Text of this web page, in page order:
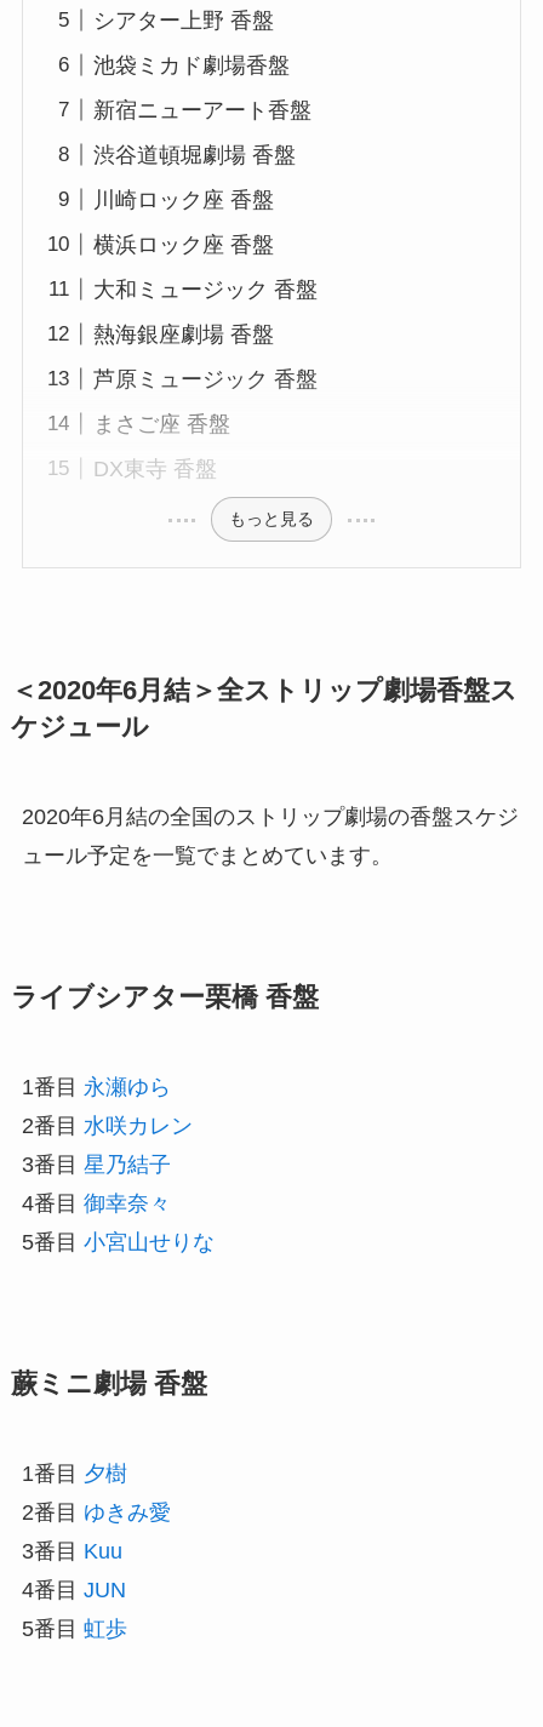
シアター上野 香盤
池袋ミカド劇場香盤
新宿ニューアート香盤
渋谷道頓堀劇場 香盤
川崎ロック座 香盤
横浜ロック座 香盤
大和ミュージック 香盤
熱海銀座劇場 香盤
芦原ミュージック 香盤
まさご座 香盤
DX東寺 香盤
もっと見る
＜2020年6月結＞全ストリップ劇場香盤ス
ケジュール
2020年6月結の全国のストリップ劇場の香盤スケジ
ュール予定を一覧でまとめています。
ライブシアター栗橋 香盤
1番目 永瀬ゆら
2番目 水咲カレン
3番目 星乃結子
4番目 御幸奈々
5番目 小宮山せりな
蕨ミニ劇場 香盤
1番目 夕樹
2番目 ゆきみ愛
3番目 Kuu
4番目 JUN
5番目 虹歩